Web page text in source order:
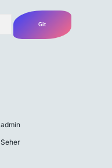
admin
Seher